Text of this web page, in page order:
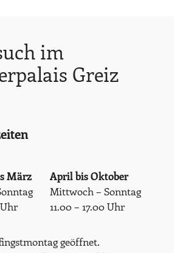
im
Greiz
März
April bis Oktober
Mittwoch – Sonntag
11.00 – 17.00 Uhr
geöffnet.